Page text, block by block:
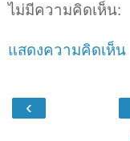
ไม่มีความคิดเห็น:
แสดงความคิดเห็น
‹